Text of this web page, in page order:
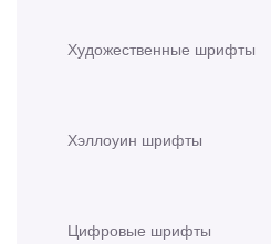
Художественные шрифты
Хэллоуин шрифты
Цифровые шрифты